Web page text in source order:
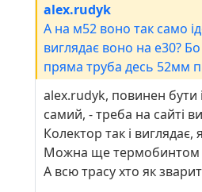
alex.rudyk
А на м52 воно так само
виглядає воно на е30?
пряма труба десь 52мм
alex.rudyk, повинен бути
самий, - треба на сайті
Колектор так і
Можна ще термобинтом
А всю трасу хто як